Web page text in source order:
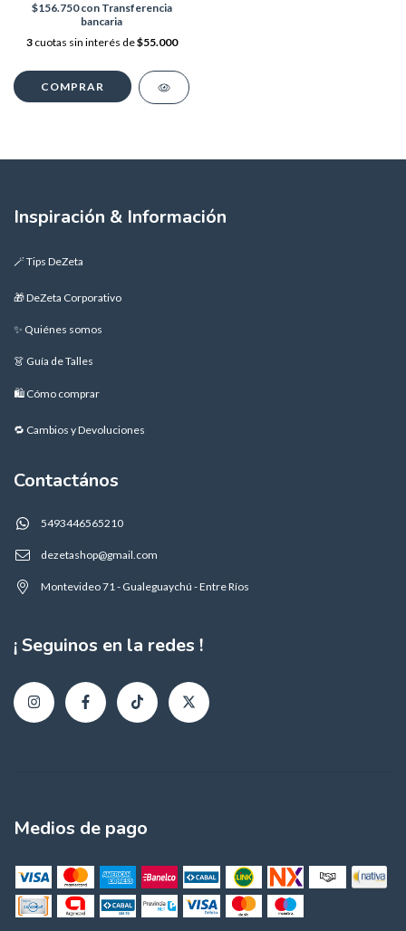
$156.750con Transferencia
bancaria
3 cuotas sin interés de$55.000
COMPRAR
Inspiración & Información
🪄 Tips DeZeta
🎁 DeZeta Corporativo
✨ Quiénes somos
👗 Guía de Talles
🛍️ Cómo comprar
🔁 Cambios y Devoluciones
Contactános
5493446565210
dezetashop@gmail.com
Montevideo 71 - Gualeguaychú - Entre Ríos
¡ Seguinos en la redes !
Medios de pago